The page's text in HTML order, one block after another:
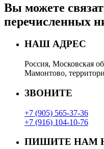
Вы можете
перечисленных
НАШ АДРЕС
Россия, Московская
Мамонтово,
ЗВОНИТЕ
+7 (905) 565-37-36
+7 (916) 104-10-76
ПИШИТЕ НАМ